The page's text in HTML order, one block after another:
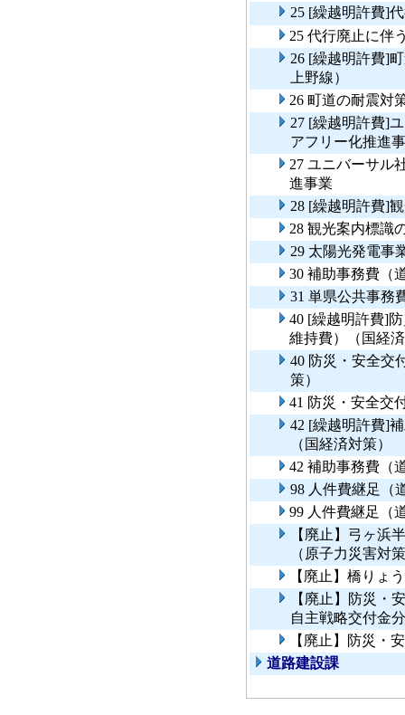
25 [繰越明許費]
25 代行廃止に伴
26 [繰越明許費]
上野線）
26 町道の耐震対
27 [繰越明許費]
アフリー化推進
27 ユニバーサル
進事業
28 [繰越明許費]
28 観光案内標
29 太陽光発電事
30 補助事務費（
31 単県公共事務
40 [繰越明許費]
維持費）（国経
40 防災・安全交
策）
41 防災・安全交
42 [繰越明許費]
（国経済対策）
42 補助事務費（
98 人件費継足（
99 人件費継足（
【廃止】弓ヶ浜
（原子力災害対
【廃止】橋りょ
【廃止】防災・
自主戦略交付金
【廃止】防災・
道路建設課